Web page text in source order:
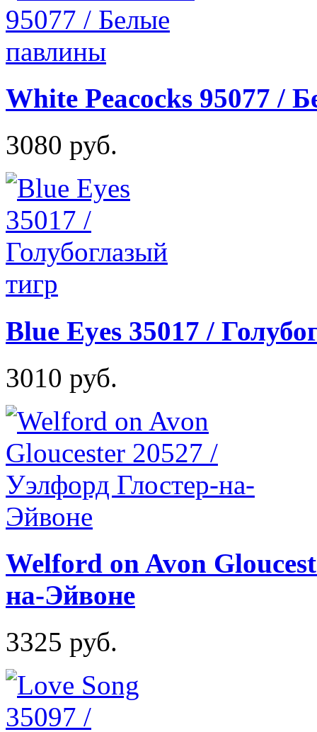
White Peacocks 95077 /
3080 руб.
Blue Eyes 35017 /
3010 руб.
Welford on Avon
на-Эйвоне
3325 руб.